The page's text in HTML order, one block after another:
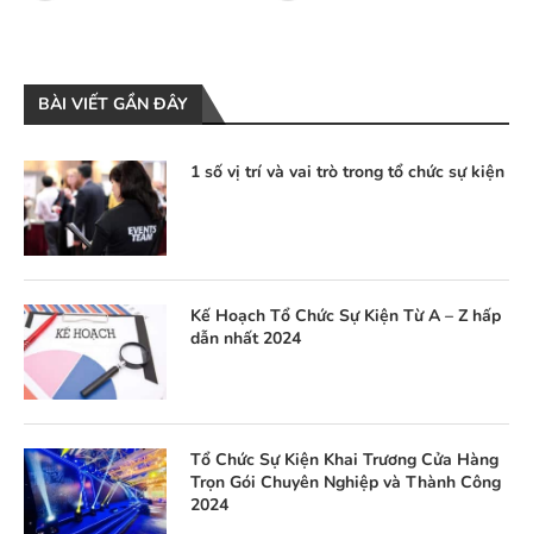
BÀI VIẾT GẦN ĐÂY
1 số vị trí và vai trò trong tổ chức sự kiện
Kế Hoạch Tổ Chức Sự Kiện Từ A – Z hấp
dẫn nhất 2024
Tổ Chức Sự Kiện Khai Trương Cửa Hàng
Trọn Gói Chuyên Nghiệp và Thành Công
2024